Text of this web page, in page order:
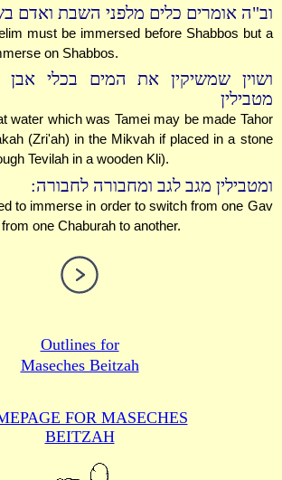
וב"ה אומרים כלים מלפני השבת ואדם
must be immersed before Shabbos but a
on Shabbos.
ושוין שמשיקין את המים בכלי
מטבילין
water which was Tamei may be made Tahor
(Zri'ah) in the Mikvah if placed in a stone
Tevilah in a wooden Kli).
ומטבילין מגב לגב ומחבורה לחבורה:
to immerse in order to switch from one Gav
one Chaburah to another.
Outlines for
Maseches Beitzah
FOR MASECHES
BEITZAH